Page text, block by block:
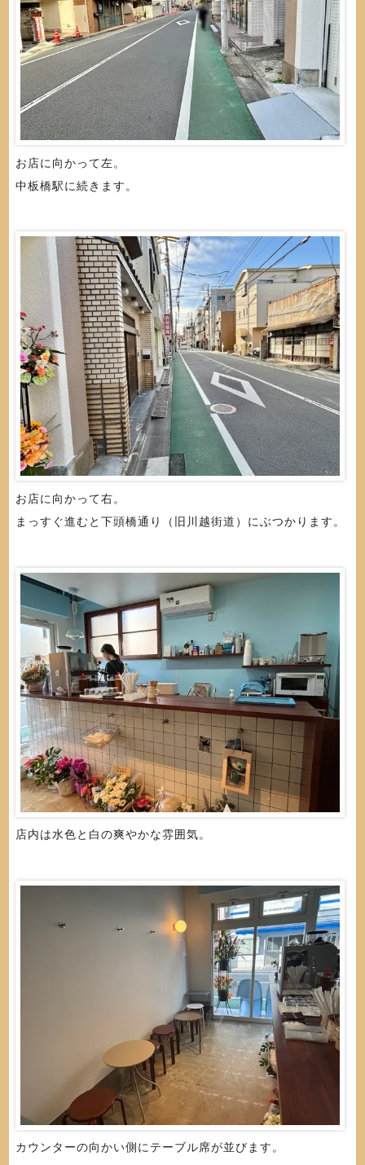
お店に向かって左。
中板橋駅に続きます。
お店に向かって右。
まっすぐ進むと下頭橋通り（旧川越街道）にぶつかります。
店内は水色と白の爽やかな雰囲気。
カウンターの向かい側にテーブル席が並びます。